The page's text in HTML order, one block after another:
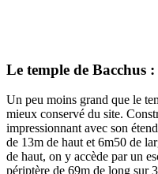
Le temple de Bacchus :
Un peu moins grand que le
mieux conservé du site.
impressionnant avec son
de 13m de haut et 6m50 de
de haut, on y accède par un
périptère de 69m de long sur